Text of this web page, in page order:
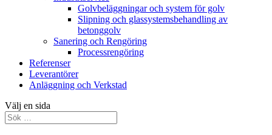
Golvbeläggningar och system för golv
Slipning och glassystemsbehandling av
betonggolv
Sanering och Rengöring
Processrengöring
Referenser
Leverantörer
Anläggning och Verkstad
Välj en sida